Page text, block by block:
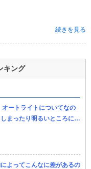
続きを見る
キング
オートライトについてなの
まったり明るいところに出
たりしてます。 いちばん
よってこんなに差があるの